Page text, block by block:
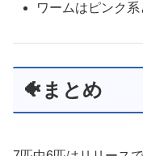
ワームはピンク
🐠まとめ